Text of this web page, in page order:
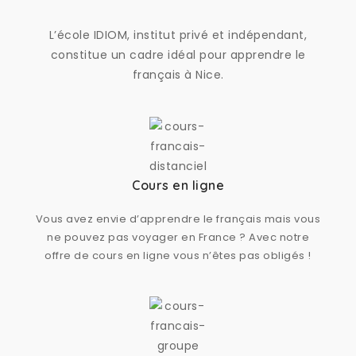
L’école IDIOM, institut privé et indépendant,
constitue un cadre idéal pour apprendre le
français à Nice.
Cours en ligne
Vous avez envie d’apprendre le français mais vous
ne pouvez pas voyager en France ? Avec notre
offre de cours en ligne vous n’êtes pas obligés !